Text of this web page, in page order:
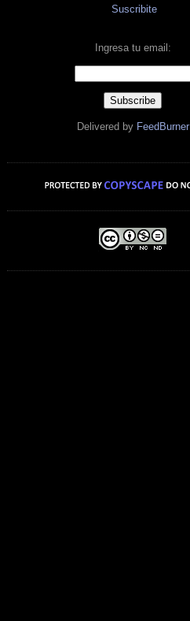
Suscribite
Ingresa tu email:
Delivered by FeedBurner